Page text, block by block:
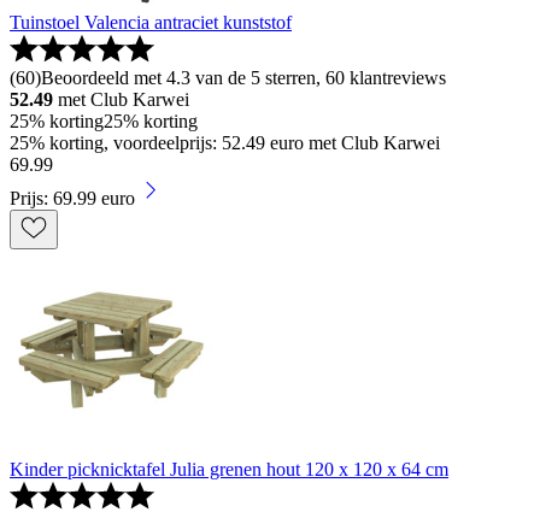
Tuinstoel Valencia antraciet kunststof
(60)Beoordeeld met 4.3 van de 5 sterren, 60 klantreviews
52.49 met Club Karwei
25% korting25% korting
25% korting, voordeelprijs: 52.49 euro met Club Karwei
69.99
Prijs: 69.99 euro
Kinder picknicktafel Julia grenen hout 120 x 120 x 64 cm